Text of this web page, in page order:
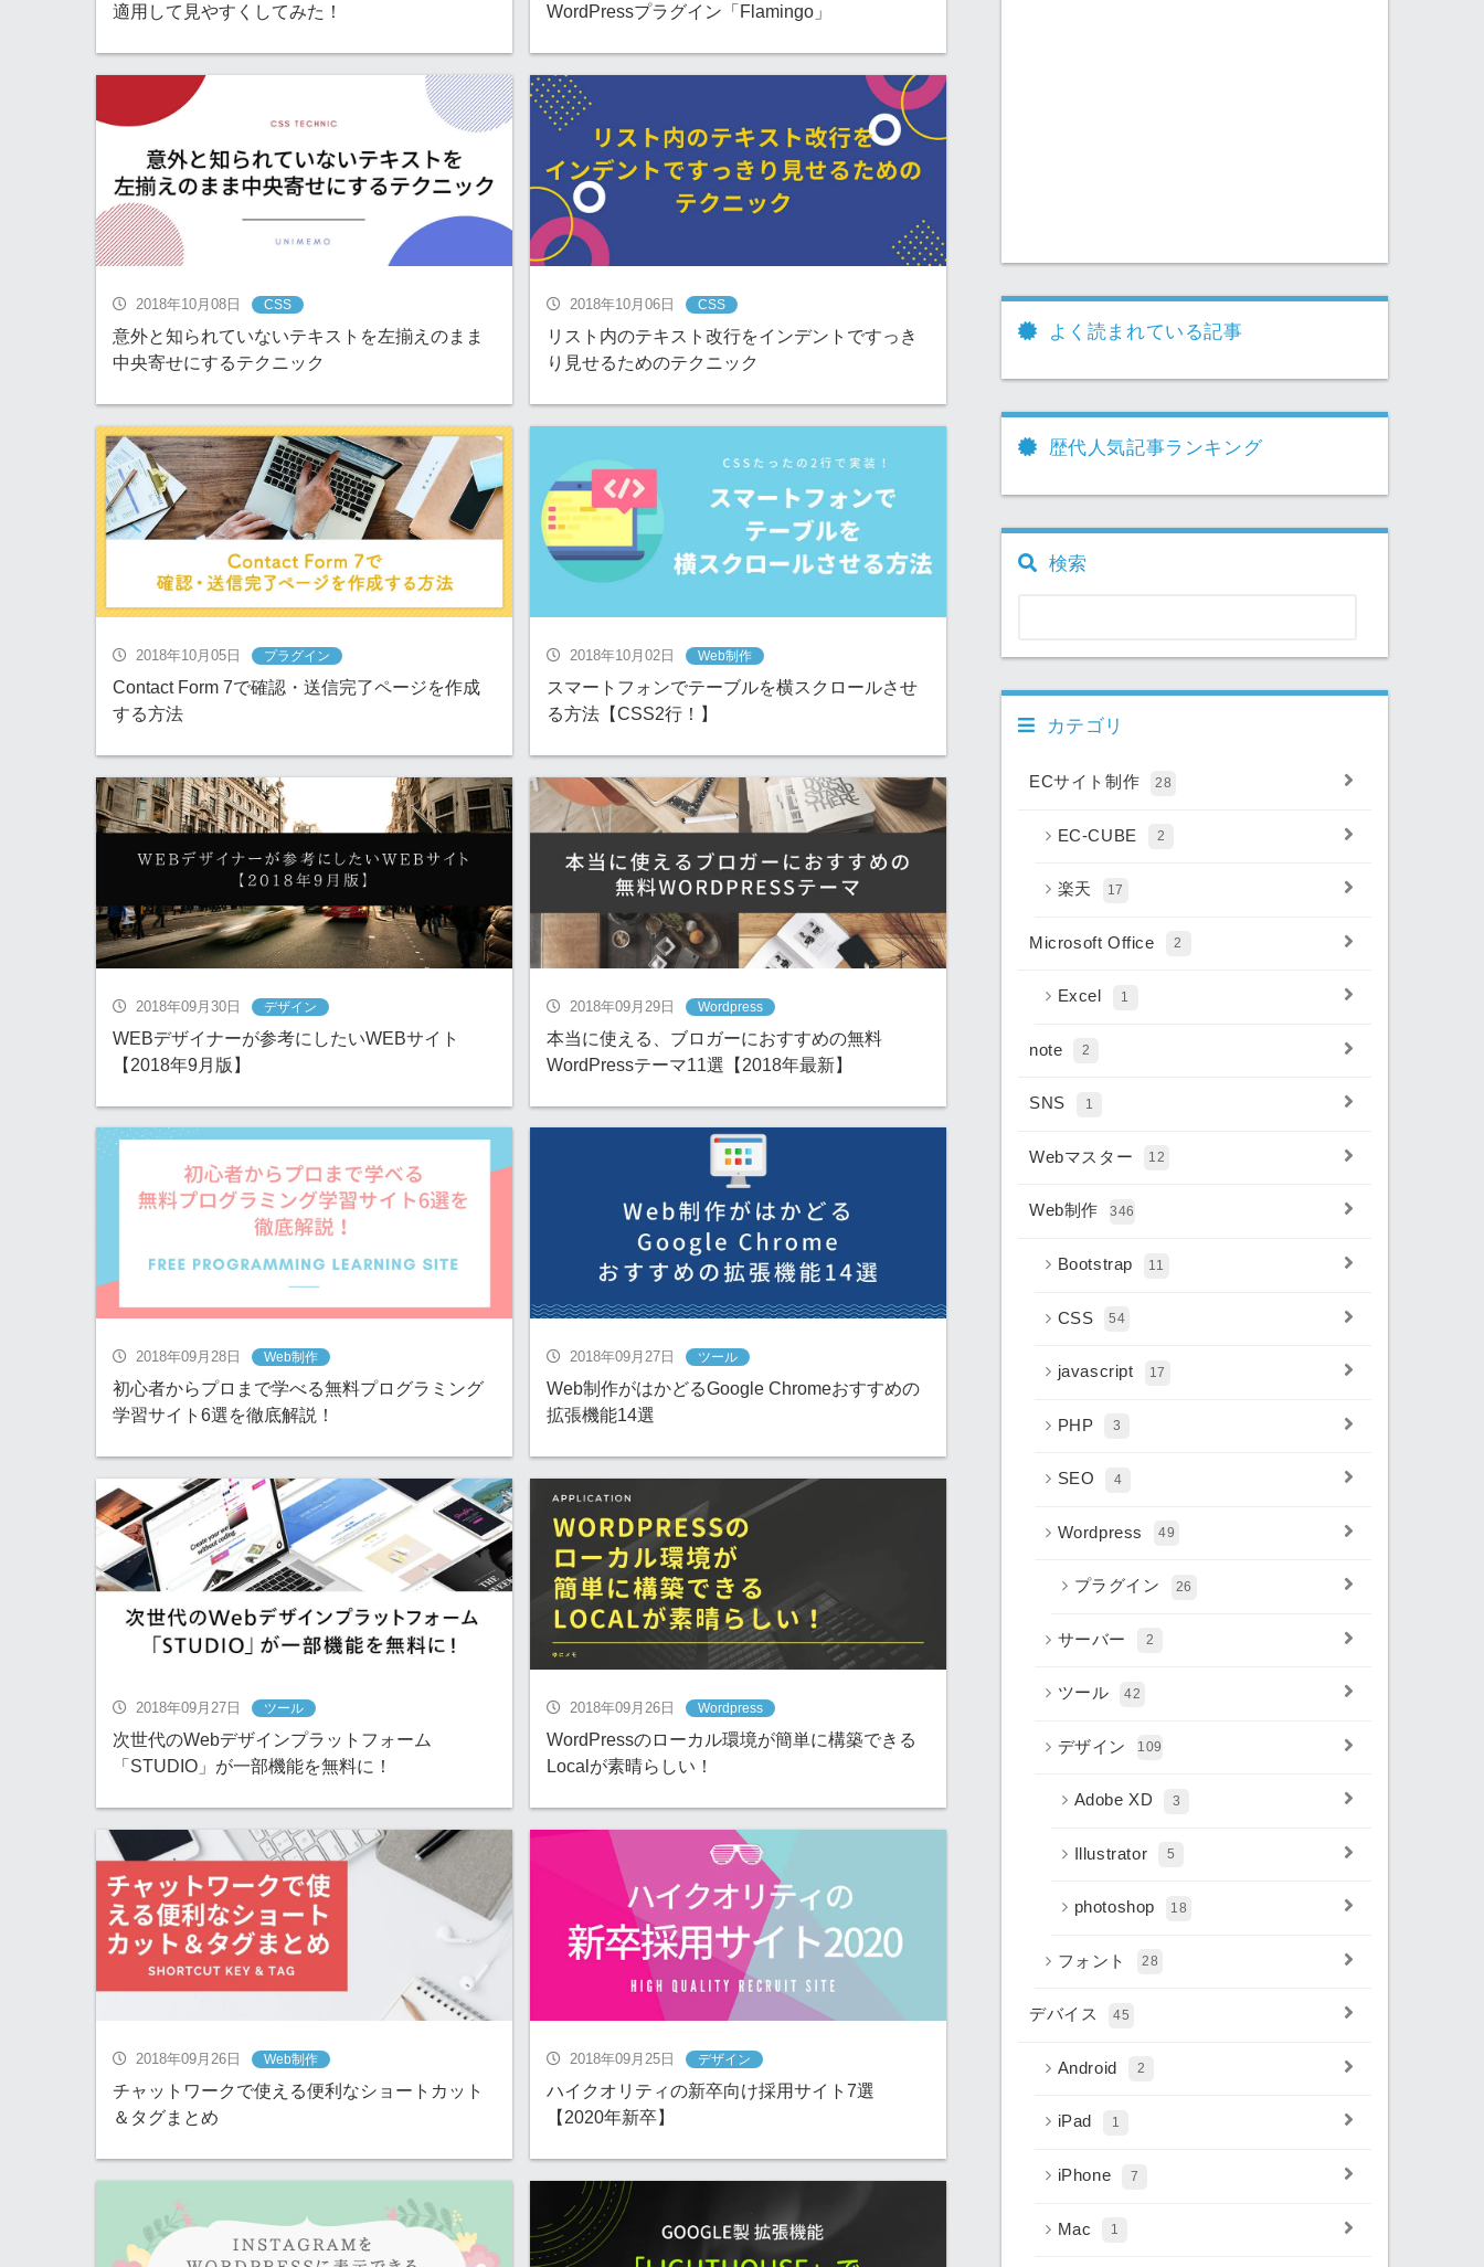
適用して見やすくしてみた！
WordPressプラグイン「Flamingo」
2018年10月08日 CSS
意外と知られていないテキストを左揃えのまま
中央寄せにするテクニック
2018年10月06日 CSS
リスト内のテキスト改行をインデントですっき
り見せるためのテクニック
2018年10月05日 プラグイン
Contact Form 7で確認・送信完了ページを作成
する方法
2018年10月02日 Web制作
スマートフォンでテーブルを横スクロールさせ
る方法【CSS2行！】
2018年09月30日 デザイン
WEBデザイナーが参考にしたいWEBサイト
【2018年9月版】
2018年09月29日 Wordpress
本当に使える、ブロガーにおすすめの無料
WordPressテーマ11選【2018年最新】
2018年09月28日 Web制作
初心者からプロまで学べる無料プログラミング
学習サイト6選を徹底解説！
2018年09月27日 ツール
Web制作がはかどるGoogle Chromeおすすめの
拡張機能14選
2018年09月27日 ツール
次世代のWebデザインプラットフォーム
「STUDIO」が一部機能を無料に！
2018年09月26日 Wordpress
WordPressのローカル環境が簡単に構築できる
Localが素晴らしい！
2018年09月26日 Web制作
チャットワークで使える便利なショートカット
＆タグまとめ
2018年09月25日 デザイン
ハイクオリティの新卒向け採用サイト7選
【2020年新卒】
よく読まれている記事
歴代人気記事ランキング
検索
カテゴリ
ECサイト制作 28
EC-CUBE 2
楽天 17
Microsoft Office 2
Excel 1
note 2
SNS 1
Webマスター 12
Web制作 346
Bootstrap 11
CSS 54
javascript 17
PHP 3
SEO 4
Wordpress 49
プラグイン 26
サーバー 2
ツール 42
デザイン 109
Adobe XD 3
Illustrator 5
photoshop 18
フォント 28
デバイス 45
Android 2
iPad 1
iPhone 7
Mac 1